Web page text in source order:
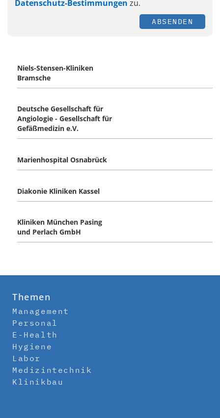
Datenschutz-Bestimmungen zu.
ABSENDEN
Niels-Stensen-Kliniken
Bramsche
Deutsche Gesellschaft für
Angiologie - Gesellschaft für
Gefäßmedizin e.V.
Marienhospital Osnabrück
Diakonie Kliniken Kassel
Kliniken München Pasing
und Perlach GmbH
Themen
Management
Personal
E-Health
Hygiene
Labor
Medizintechnik
Klinikbau